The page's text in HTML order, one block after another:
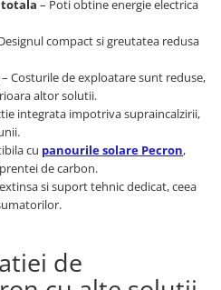
– Poti obtine energie electrica
compact si greutatea redusa
– Costurile de exploatare sunt reduse,
altor solutii.
integrata impotriva supraincalzirii,
cu panourile solare Pecron,
de carbon.
si suport tehnic dedicat, ceea
de